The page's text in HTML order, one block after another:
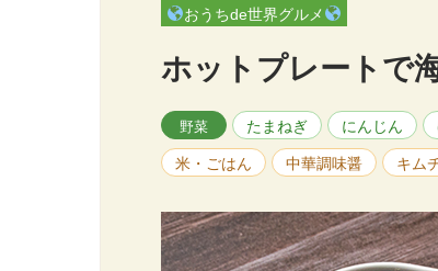
おうちde世界グルメ
ホットプレートで
野菜 たまねぎ にんじん
米・ごはん 中華調味醤 キム